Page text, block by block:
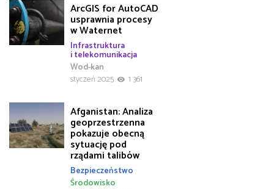
ArcGIS for AutoCAD
usprawnia procesy
w Waternet
Infrastruktura
i telekomunikacja
Wod-kan
styczeń 2025
1 361
Afganistan: Analiza
geoprzestrzenna
pokazuje obecną
sytuację pod
rządami talibów
Bezpieczeństwo
Środowisko